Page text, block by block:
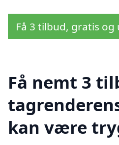
Få 3 tilbud, gratis
Få nemt 3
kan være